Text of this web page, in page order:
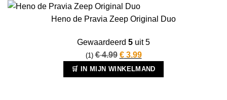
Heno de Pravia Zeep Original Duo
Gewaardeerd 5 uit 5
(1) €4.99 Oorspronkelijke
prijs
was:
€3.99Huidige
prijs
is:
🛒 IN MIJN WINKELMAND